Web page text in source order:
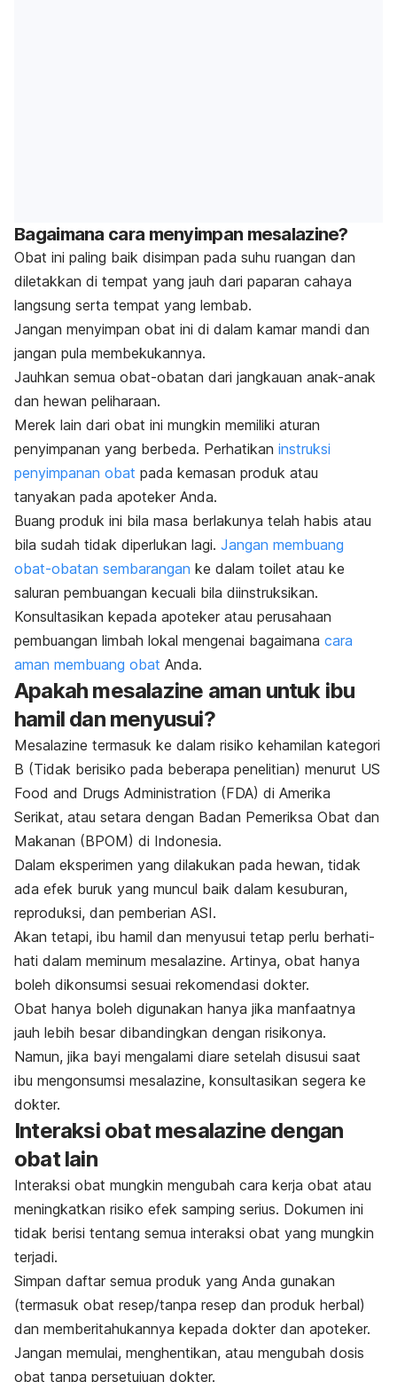
Bagaimana cara menyimpan mesalazine?
Obat ini paling baik disimpan pada suhu ruangan dan
diletakkan di tempat yang jauh dari paparan cahaya
langsung serta tempat yang lembab.
Jangan menyimpan obat ini di dalam kamar mandi dan
jangan pula membekukannya.
Jauhkan semua obat-obatan dari jangkauan anak-anak
dan hewan peliharaan.
Merek lain dari obat ini mungkin memiliki aturan
penyimpanan yang berbeda. Perhatikan instruksi
penyimpanan obat pada kemasan produk atau
tanyakan pada apoteker Anda.
Buang produk ini bila masa berlakunya telah habis atau
bila sudah tidak diperlukan lagi. Jangan membuang
obat-obatan sembarangan ke dalam toilet atau ke
saluran pembuangan kecuali bila diinstruksikan.
Konsultasikan kepada apoteker atau perusahaan
pembuangan limbah lokal mengenai bagaimana cara
aman membuang obat Anda.
Apakah mesalazine aman untuk ibu
hamil dan menyusui?
Mesalazine termasuk ke dalam risiko kehamilan kategori
B (Tidak berisiko pada beberapa penelitian) menurut US
Food and Drugs Administration (FDA) di Amerika
Serikat, atau setara dengan Badan Pemeriksa Obat dan
Makanan (BPOM) di Indonesia.
Dalam eksperimen yang dilakukan pada hewan, tidak
ada efek buruk yang muncul baik dalam kesuburan,
reproduksi, dan pemberian ASI.
Akan tetapi, ibu hamil dan menyusui tetap perlu berhati-
hati dalam meminum mesalazine. Artinya, obat hanya
boleh dikonsumsi sesuai rekomendasi dokter.
Obat hanya boleh digunakan hanya jika manfaatnya
jauh lebih besar dibandingkan dengan risikonya.
Namun, jika bayi mengalami diare setelah disusui saat
ibu mengonsumsi mesalazine, konsultasikan segera ke
dokter.
Interaksi obat mesalazine dengan
obat lain
Interaksi obat mungkin mengubah cara kerja obat atau
meningkatkan risiko efek samping serius. Dokumen ini
tidak berisi tentang semua interaksi obat yang mungkin
terjadi.
Simpan daftar semua produk yang Anda gunakan
(termasuk obat resep/tanpa resep dan produk herbal)
dan memberitahukannya kepada dokter dan apoteker.
Jangan memulai, menghentikan, atau mengubah dosis
obat tanpa persetujuan dokter.